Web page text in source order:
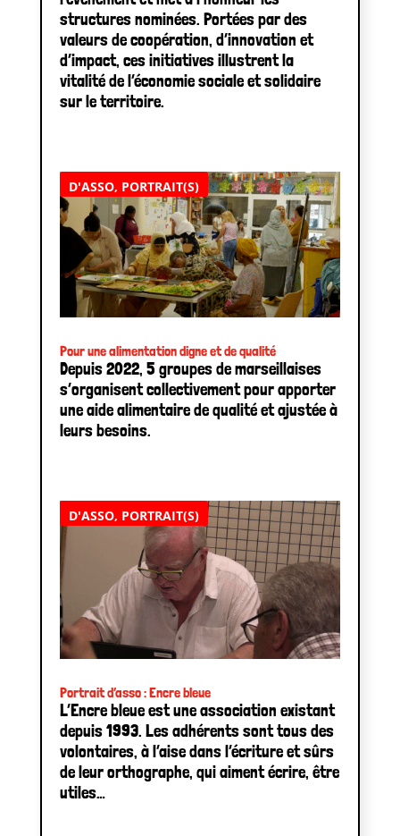
structures nominées. Portées par des
valeurs de coopération, d’innovation et
d’impact, ces initiatives illustrent la
vitalité de l’économie sociale et solidaire
sur le territoire.
Pour une alimentation digne et de qualité
D'ASSO, PORTRAIT(S)
Depuis 2022, 5 groupes de marseillaises
s’organisent collectivement pour apporter
une aide alimentaire de qualité et ajustée à
leurs besoins.
Portrait d’asso : Encre bleue
D'ASSO, PORTRAIT(S)
L’Encre bleue est une association existant
depuis 1993. Les adhérents sont tous des
volontaires, à l’aise dans l’écriture et sûrs
de leur orthographe, qui aiment écrire, être
utiles…